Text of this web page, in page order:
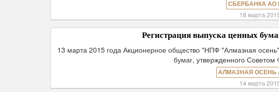
СБЕРБАНКА АО
18 марта
Регистрация выпуска ценных
13 марта 2015 года Акционерное общество "НПФ "Алмазная
бумаг, утвержденного
АЛМАЗНАЯ ОСЕНЬ
14 марта